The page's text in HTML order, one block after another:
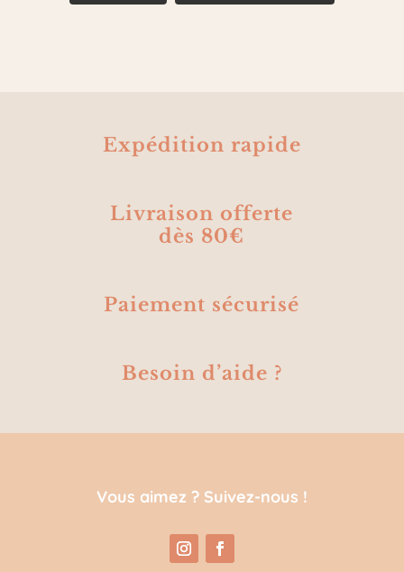
Expédition rapide
Livraison offerte
dès 80€
Paiement sécurisé
Besoin d’aide ?
Vous aimez ? Suivez-nous !